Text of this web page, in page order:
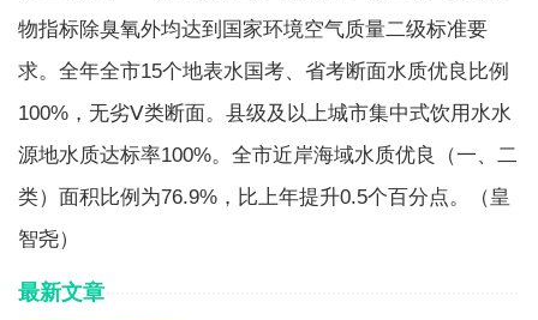
物指标除臭氧外均达到国家环境空气质量二级标准要
求。全年全市15个地表水国考、省考断面水质优良比例
100%，无劣Ⅴ类断面。县级及以上城市集中式饮用水水
源地水质达标率100%。全市近岸海域水质优良（一、二
类）面积比例为76.9%，比上年提升0.5个百分点。（皇
智尧）
最新文章